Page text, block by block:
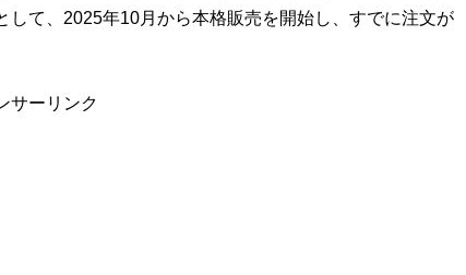
て、2025年10月から本格販売を開始し、すでに注文が
サーリンク